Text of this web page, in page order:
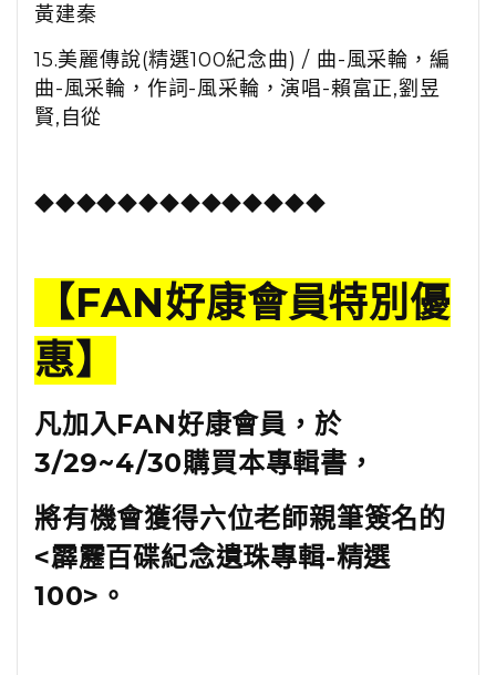
黃建秦
15.美麗傳說(精選100紀念曲) / 曲-風采輪，編
曲-風采輪 ，作詞-風采輪 ，演唱-賴富正,劉昱
賢, 自從
◆◆◆◆◆◆◆◆◆◆◆◆◆◆
【FAN好康會員特別優
惠】
凡加入FAN好康會員，於
3/29~4/30購買本專輯書，
將有機會獲得六位老師親筆簽名的
<霹靂百碟紀念遺珠專輯-精選
100>。